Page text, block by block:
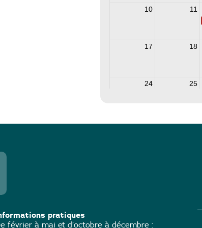
pratiques
février à mai et d’octobre à décembre :